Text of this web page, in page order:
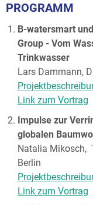
PROGRAMM
B-watersmart
Group - Vom
Trinkwasser
Lars Dammann,
Link zum Vortrag
Impulse zur
globalen
Natalia Mikosch,
Berlin
Link zum Vortrag